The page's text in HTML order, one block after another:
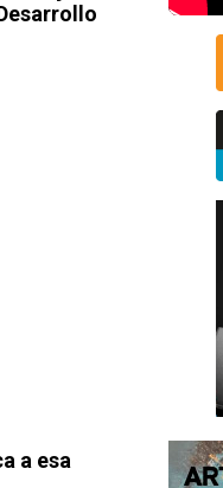
a esa